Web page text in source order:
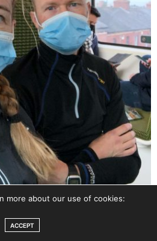
more about our use of cookies:
ACCEPT